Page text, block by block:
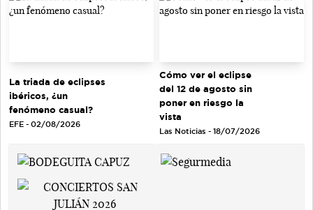
La triada de eclipses
ibéricos, ¿un
fenómeno casual?
EFE - 02/08/2026
Cómo ver el eclipse
del 12 de agosto sin
poner en riesgo la
vista
Las Noticias - 18/07/2026